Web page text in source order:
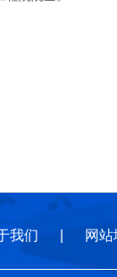
我们 网站